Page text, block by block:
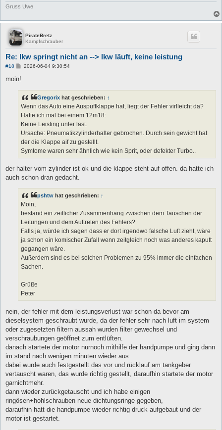
Gruss Uwe
PirateBretz
Kampfschrauber
Re: lkw springt nicht an --> lkw läuft, keine leistung
#18
B
r
a
g
2026-06-04 9:30:54
moin!
Gregorix hat geschrieben: ↑
Wenn das Auto eine Auspuffklappe hat, liegt der Fehler virlleicht da?
Hatte ich mal bei einem 12m18:
Keine Leisting unter last.
Ursache: Pneumatikzylinderhalter gebrochen. Durch sein gewicht hat
der die Klappe aif zu gestellt.
Symtome waren sehr ähnlich wie kein Sprit, oder defekter Turbo..
der halter vom zylinder ist ok und die klappe steht auf offen. da hatte ich
auch schon dran gedacht.
pshtw hat geschrieben: ↑
Moin,
bestand ein zeitlicher Zusammenhang zwischen dem Tauschen der
Leitungen und dem Auftreten des Fehlers?
Falls ja, würde ich sagen dass er dort irgendwo falsche Luft zieht, wäre
ja schon ein komischer Zufall wenn zeitgleich noch was anderes kaputt
gegangen wäre.
Außerdem sind es bei solchen Problemen zu 95% immer die einfachen
Sachen.
Grüße
Peter
nein, der fehler mit dem leistungsverlust war schon da bevor am
dieselsystem geschraubt wurde, da der fehler sehr nach luft im system
oder zugesetzten filtern aussah wurden filter gewechsel und
verschraubungen geöffnet zum entlüften.
danach startete der motor nurnoch mithilfe der handpumpe und ging dann
im stand nach wenigen minuten wieder aus.
dabei wurde auch festgestellt das vor und rücklauf am tankgeber
vertauscht waren, das wurde richtig gestellt, daraufhin startete der motor
garnichtmehr.
dann wieder zurückgetauscht und ich habe einigen
ringösen+hohlschrauben neue dichtungsringe gegeben,
daraufhin hatt die handpumpe wieder richtig druck aufgebaut und der
motor ist gestartet.